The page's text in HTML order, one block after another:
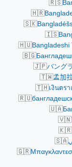
🇷🇸
🇭🇷
🇸🇰
🇮🇸
🇭🇺Bangladeshi
🇧🇬
🇯🇵バング
🇹🇼孟加
🇹🇭เงินตร
🇷🇺
🇺🇦
🇻🇳
🇰🇷
🇸🇦
🇬🇷